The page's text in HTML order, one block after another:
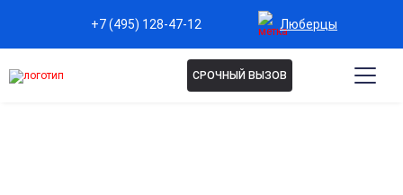
+7 (495) 128-47-12 Люберцы
СРОЧНЫЙ ВЫЗОВ